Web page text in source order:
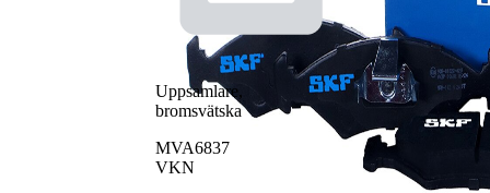
Uppsamlare,
bromsvätska
MVA6837
VKN